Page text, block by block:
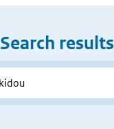
Search results